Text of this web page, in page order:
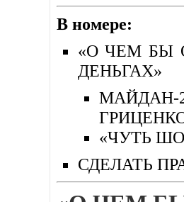
В номере:
«О ЧЕМ БЫ
ДЕНЬГАХ»
«ЧУТЬ
СДЕЛАТЬ